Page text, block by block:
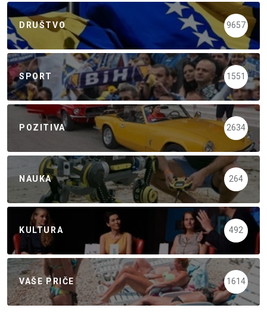
DRUŠTVO 9657
SPORT 1551
POZITIVA 2634
NAUKA 264
KULTURA 492
VAŠE PRIČE 1614